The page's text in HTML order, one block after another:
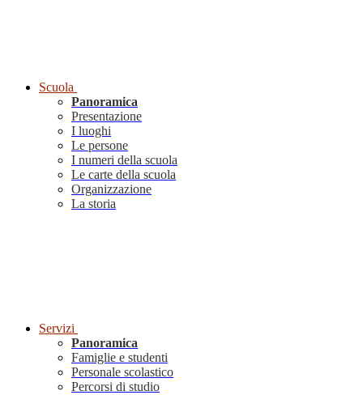
Scuola
Panoramica
Presentazione
I luoghi
Le persone
I numeri della scuola
Le carte della scuola
Organizzazione
La storia
Servizi
Panoramica
Famiglie e studenti
Personale scolastico
Percorsi di studio